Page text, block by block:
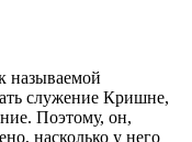
называемой
служение Кришне,
Поэтому, он,
насколько у него